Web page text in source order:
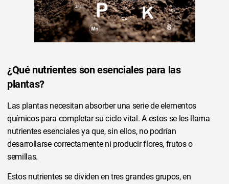
¿Qué nutrientes son esenciales para las
plantas?
Las plantas necesitan absorber una serie de elementos
químicos para completar su ciclo vital. A estos se les llama
nutrientes esenciales ya que, sin ellos, no podrían
desarrollarse correctamente ni producir flores, frutos o
semillas.
Estos nutrientes se dividen en tres grandes grupos, en